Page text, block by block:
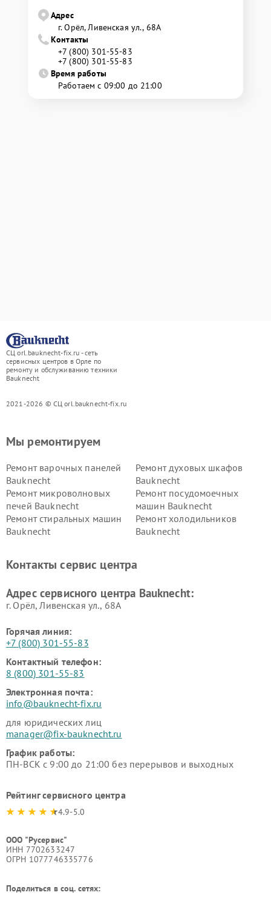
Адрес
г. Орёл, Ливенская ул., 68А
Контакты
+7 (800) 301-55-83
+7 (800) 301-55-83
Время работы
Работаем с 09:00 до 21:00
СЦ orl.bauknecht-fix.ru - сеть
сервисных центров в Орле по
ремонту и обслуживанию техники
Bauknecht
2021-2026 © СЦ orl.bauknecht-fix.ru
Мы ремонтируем
Ремонт варочных панелей
Bauknecht
Ремонт духовых шкафов
Bauknecht
Ремонт микроволновых
печей Bauknecht
Ремонт посудомоечных
машин Bauknecht
Ремонт стиральных машин
Bauknecht
Ремонт холодильников
Bauknecht
Контакты сервис центра
Адрес сервисного центра Bauknecht:
г. Орёл, Ливенская ул., 68А
Горячая линия:
+7 (800) 301-55-83
Контактный телефон:
8 (800) 301-55-83
Электронная почта:
info@bauknecht-fix.ru
для юридических лиц
manager@fix-bauknecht.ru
График работы:
ПН-ВСК с 9:00 до 21:00 без перерывов и выходных
Рейтинг сервисного центра
4.9-5.0
ООО "Русервис"
ИНН 7702633247
ОГРН 1077746335776
Поделиться в соц. сетях: